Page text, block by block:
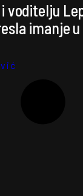
voditelju
imanje